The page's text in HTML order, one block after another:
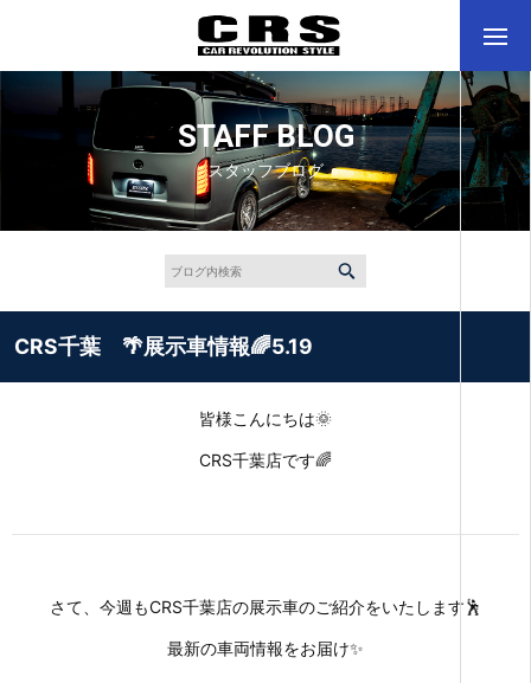
STAFF BLOG
スタッフブログ
CRS千葉 🌴展示車情報🌈5.19
皆様こんにちは🌞
CRS千葉店です🌈
さて、今週もCRS千葉店の展示車のご紹介をいたします🕺
最新の車両情報をお届け✨